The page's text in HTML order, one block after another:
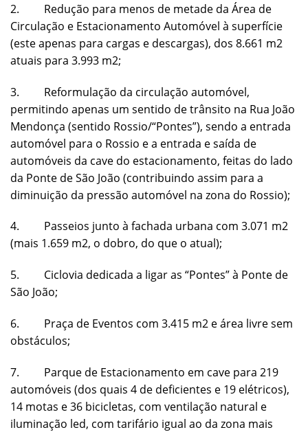
2. Redução para menos de metade da Área de
Circulação e Estacionamento Automóvel à superfície
(este apenas para cargas e descargas), dos 8.661 m2
atuais para 3.993 m2;
3. Reformulação da circulação automóvel,
permitindo apenas um sentido de trânsito na Rua João
Mendonça (sentido Rossio/“Pontes”), sendo a entrada
automóvel para o Rossio e a entrada e saída de
automóveis da cave do estacionamento, feitas do lado
da Ponte de São João (contribuindo assim para a
diminuição da pressão automóvel na zona do Rossio);
4. Passeios junto à fachada urbana com 3.071 m2
(mais 1.659 m2, o dobro, do que o atual);
5. Ciclovia dedicada a ligar as “Pontes” à Ponte de
São João;
6. Praça de Eventos com 3.415 m2 e área livre sem
obstáculos;
7. Parque de Estacionamento em cave para 219
automóveis (dos quais 4 de deficientes e 19 elétricos),
14 motas e 36 bicicletas, com ventilação natural e
iluminação led, com tarifário igual ao da zona mais